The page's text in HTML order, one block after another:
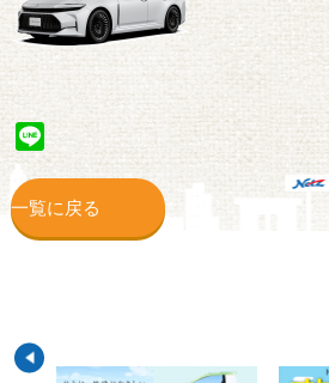
Line
一覧に戻る